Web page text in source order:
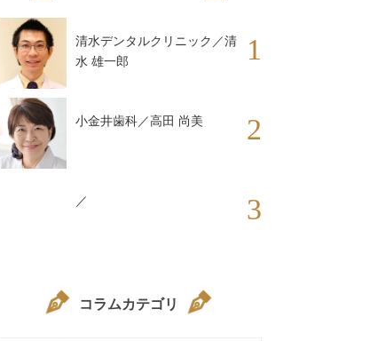
清水デンタルクリニック／清
水 雄一郎
1
小金井歯科／高田 尚美 2
／ 3
コラムカテゴリ